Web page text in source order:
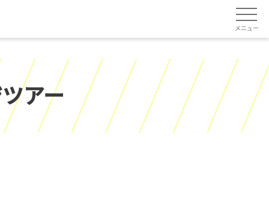
メニュー
アー